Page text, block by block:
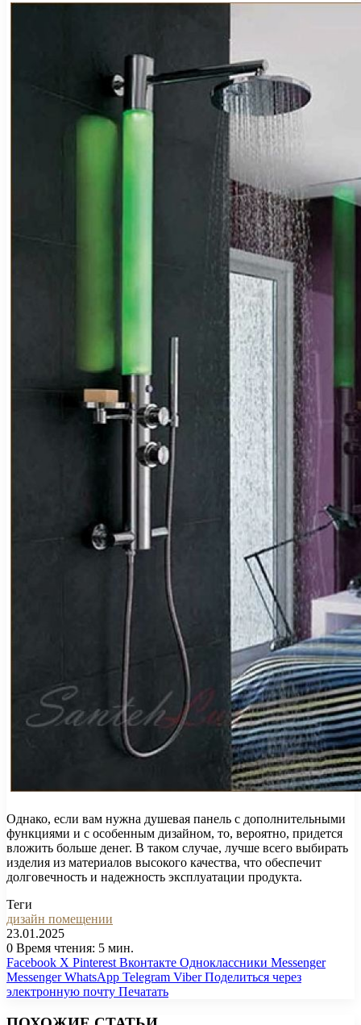
Однако, если вам нужна душевая панель с дополнительными
функциями и с особенным дизайном, то, вероятно, придется
вложить больше денег. В таком случае, лучше всего выбирать
изделия из материалов высокого качества, что обеспечит
долговечность и надежность эксплуатации продукта.
Теги
дизайн помещении
23.01.2025
0 Время чтения: 5 мин.
Facebook X Pinterest Вконтакте Одноклассники Messenger
Messenger WhatsApp Telegram Viber Поделиться через
электронную почту Печатать